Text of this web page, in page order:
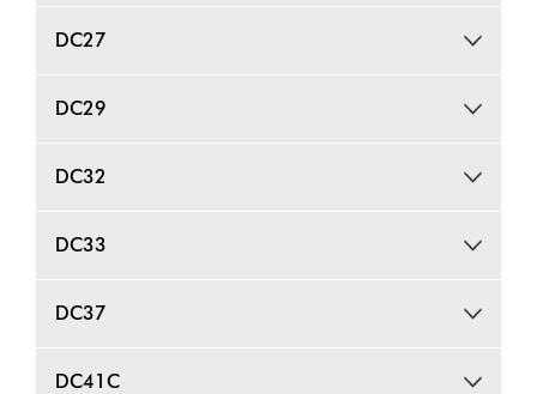
DC27
DC29
DC32
DC33
DC37
DC41C